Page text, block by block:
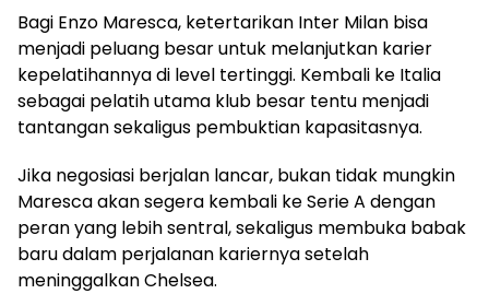
Bagi Enzo Maresca, ketertarikan Inter Milan bisa
menjadi peluang besar untuk melanjutkan karier
kepelatihannya di level tertinggi. Kembali ke Italia
sebagai pelatih utama klub besar tentu menjadi
tantangan sekaligus pembuktian kapasitasnya.
Jika negosiasi berjalan lancar, bukan tidak mungkin
Maresca akan segera kembali ke Serie A dengan
peran yang lebih sentral, sekaligus membuka babak
baru dalam perjalanan kariernya setelah
meninggalkan Chelsea.